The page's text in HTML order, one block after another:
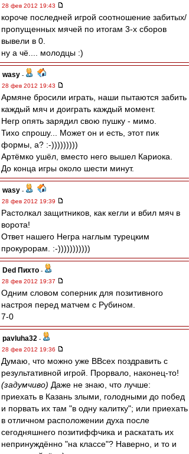
28 фев 2012 19:43
короче последней игрой соотношение забитых/
пропущенных мячей по итогам 3-х сборов
вывели в 0.
ну а чё.... молодцы :)
wasy -
28 фев 2012 19:43
Армяне бросили играть, наши пытаются забить
каждый мяч и доиграть каждый момент.
Негр опять зарядил свою пушку - мимо.
Тихо спрошу... Может он и есть, этот пик
формы, а? :-)))))))))
Артёмко ушёл, вместо него вышел Кариока.
До конца игры около шести минут.
wasy -
28 фев 2012 19:39
Растолкал защитников, как кегли и вбил мяч в
ворота!
Ответ нашего Негра наглым турецким
прокурорам. :-)))))))))))
Ded Пихто -
28 фев 2012 19:37
Одним словом соперник для позитивного
настроя перед матчем с Рубином.
7-0
pavluha32 -
28 фев 2012 19:36
Думаю, что можно уже ВВсех поздравить с
результативной игрой. Прорвало, наконец-то!
(задумчиво) Даже не знаю, что лучше:
приехать в Казань злыми, голодными до побед
и порвать их там "в одну калитку"; или приехать
в отличном расположении духа после
сегодняшнего позитиффчика и раскатать их
непринуждённо "на классе"? Наверно, и то и